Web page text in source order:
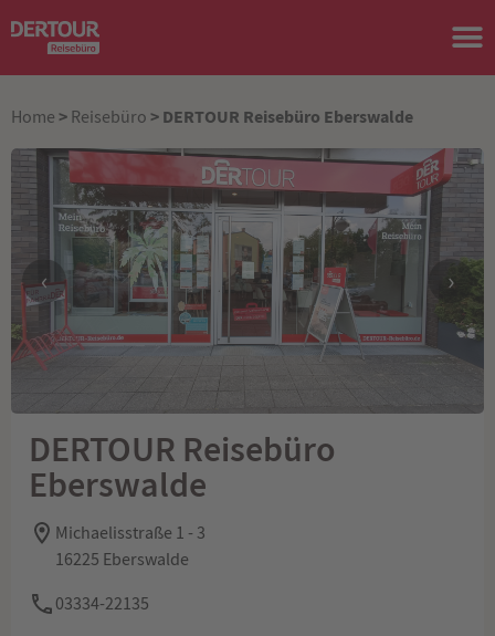
Home > Reisebüro > DERTOUR Reisebüro Eberswalde
‹ ›
DERTOUR Reisebüro
Eberswalde
Michaelisstraße 1 - 3
16225 Eberswalde
03334-22135